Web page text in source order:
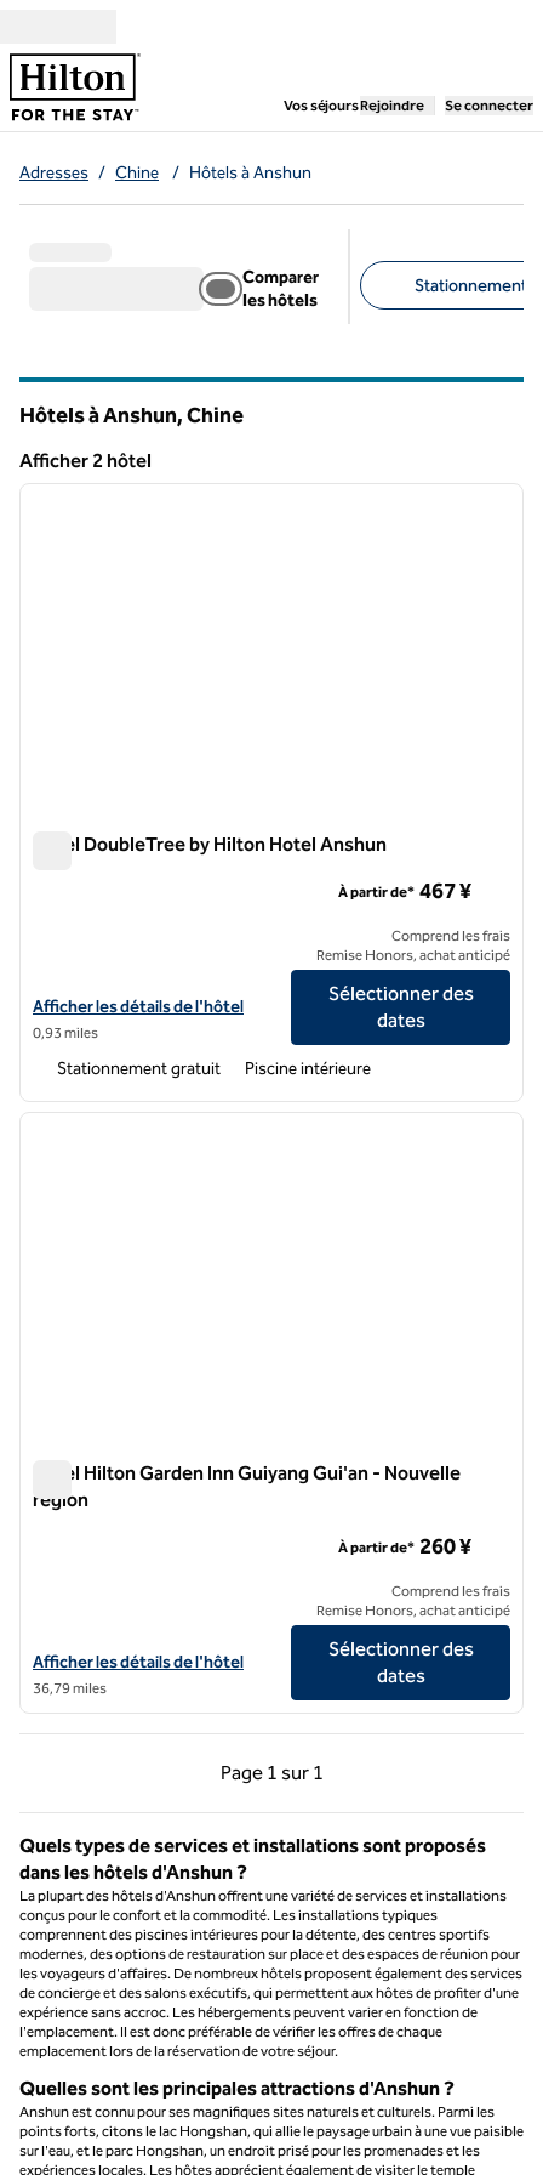
Vos séjours,ouvre un nouvel
Rejoindre Se connecter
Adresses / Chine / Hôtels à Anshun
Comparer
les hôtels
Stationnement
Hôtels à Anshun, Chine
Afficher 2 hôtel
Afficher 2 hôtel
1 sur 12
Hôtel DoubleTree by Hilton Hotel Anshun
Afficher les détails de l'hôtel DoubleTree by Hilton Hotel Anshun
Afficher les détails de l'hôtel
0,93 miles
À partir de* 467 ¥
Comprend les frais
Remise Honors, achat anticipé
Sélectionner des
dates
Stationnement gratuit Piscine intérieure
1 sur 12
Hôtel Hilton Garden Inn Guiyang Gui'an - Nouvelle
région
Afficher les détails de l'hôtel Hilton Garden Inn Guiyang Gui'an New
Afficher les détails de l'hôtel
36,79 miles
À partir de* 260 ¥
Comprend les frais
Remise Honors, achat anticipé
Sélectionner des
dates
Page 1 sur 1
Page précédente, 1 sur 1
Page 1 sur 1
Quels types de services et installations sont proposés
dans les hôtels d'Anshun ?
La plupart des hôtels d'Anshun offrent une variété de services et installations
conçus pour le confort et la commodité. Les installations typiques
comprennent des piscines intérieures pour la détente, des centres sportifs
modernes, des options de restauration sur place et des espaces de réunion pour
les voyageurs d'affaires. De nombreux hôtels proposent également des services
de concierge et des salons exécutifs, qui permettent aux hôtes de profiter d'une
expérience sans accroc. Les hébergements peuvent varier en fonction de
l'emplacement. Il est donc préférable de vérifier les offres de chaque
emplacement lors de la réservation de votre séjour.
Quelles sont les principales attractions d'Anshun ?
Anshun est connu pour ses magnifiques sites naturels et culturels. Parmi les
points forts, citons le lac Hongshan, qui allie le paysage urbain à une vue paisible
sur l'eau, et le parc Hongshan, un endroit prisé pour les promenades et les
expériences locales. Les hôtes apprécient également de visiter le temple